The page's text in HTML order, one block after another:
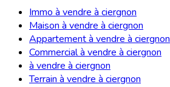
Immo à vendre à ciergnon
Maison à vendre à ciergnon
Appartement à vendre à ciergnon
Commercial à vendre à ciergnon
à vendre à ciergnon
Terrain à vendre à ciergnon